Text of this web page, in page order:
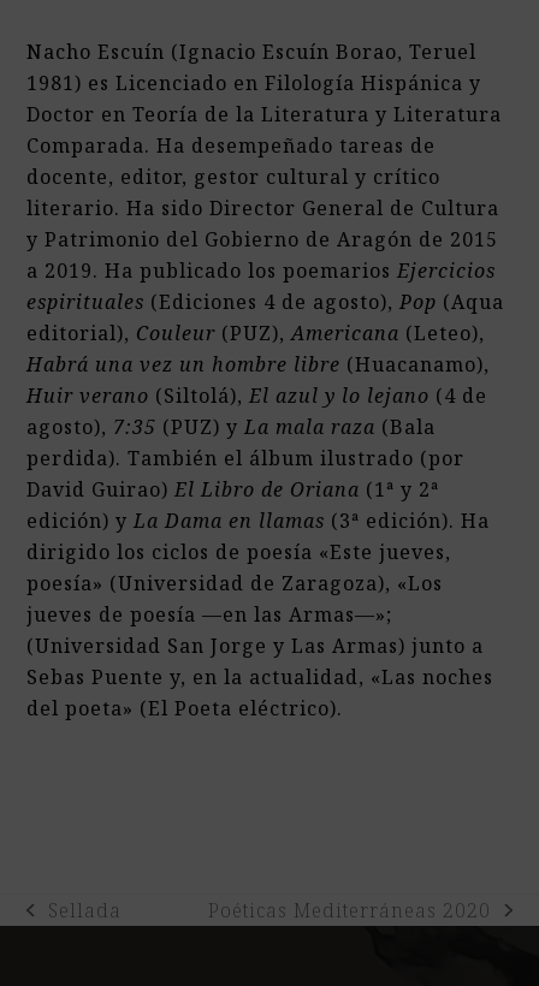
Nacho Escuín (Ignacio Escuín Borao, Teruel
1981) es Licenciado en Filología Hispánica y
Doctor en Teoría de la Literatura y Literatura
Comparada. Ha desempeñado tareas de
docente, editor, gestor cultural y crítico
literario. Ha sido Director General de Cultura
y Patrimonio del Gobierno de Aragón de 2015
a 2019. Ha publicado los poemariosEjercicios
espirituales (Ediciones 4 de agosto),Pop (Aqua
editorial), Couleur (PUZ),Americana (Leteo),
Habrá una vez un hombre libre (Huacanamo),
Huir verano (Siltolá),El azul y lo lejano (4 de
agosto), 7:35 (PUZ) yLa mala raza (Bala
perdida). También el álbum ilustrado (por
David Guirao)El Libro de Oriana (1ª y 2ª
edición) yLa Dama en llamas (3ª edición). Ha
dirigido los ciclos de poesía «Este jueves,
poesía» (Universidad de Zaragoza), «Los
jueves de poesía —en las Armas—»;
(Universidad San Jorge y Las Armas) junto a
Sebas Puente y, en la actualidad, «Las noches
del poeta» (El Poeta eléctrico).
previous
Sellada
next
Poéticas Mediterráneas 2020